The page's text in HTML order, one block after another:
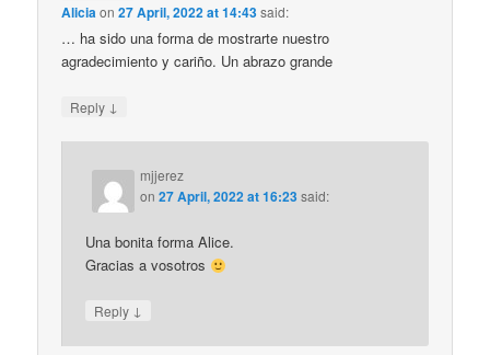
Aliciaon27 April, 2022 at 14:43said:
… ha sido una forma de mostrarte nuestro
agradecimiento y cariño. Un abrazo grande
Reply ↓
mjjerez
on27 April, 2022 at 16:23said:
Una bonita forma Alice.
Gracias a vosotros
Reply ↓